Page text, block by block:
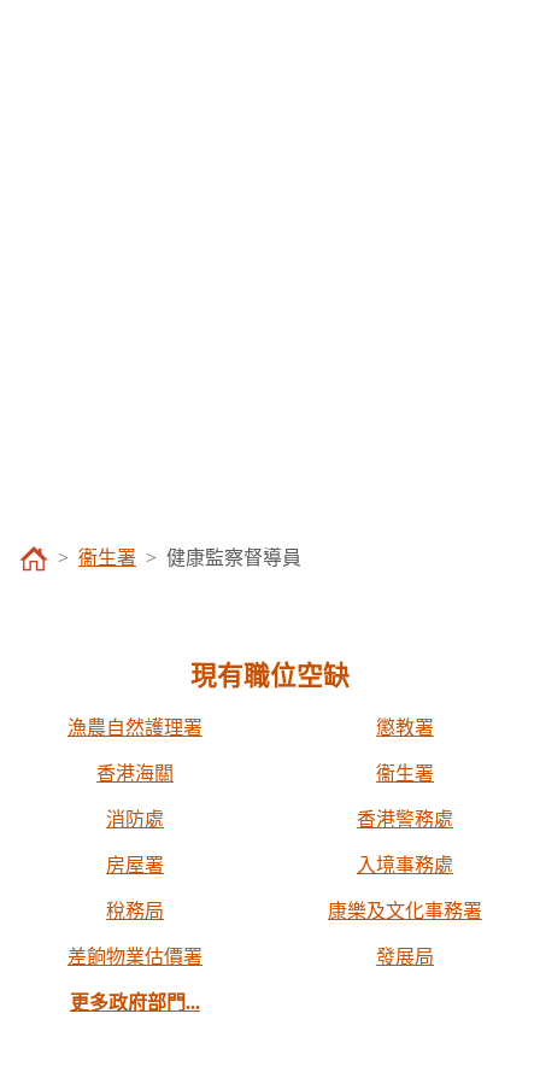
衞生署 健康監察督導員
現有職位空缺
漁農自然護理署 懲教署
香港海關 衞生署
消防處 香港警務處
房屋署 入境事務處
稅務局 康樂及文化事務署
差餉物業估價署 發展局
更多政府部門...